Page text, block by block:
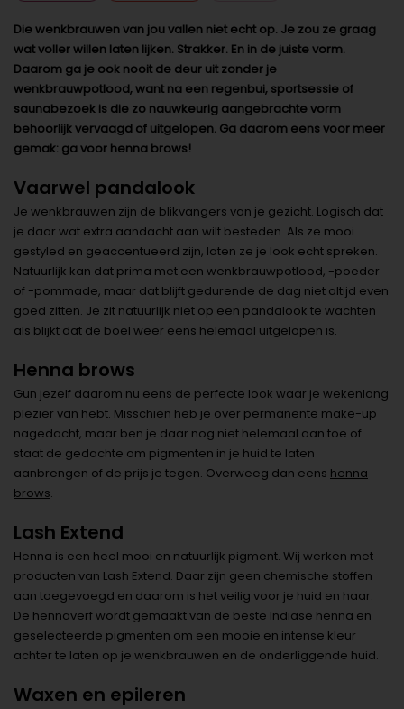
Die wenkbrauwen van jou vallen niet echt op. Je zou ze graag
wat voller willen laten lijken. Strakker. En in de juiste vorm.
Daarom ga je ook nooit de deur uit zonder je
wenkbrauwpotlood, want na een regenbui, sportsessie of
saunabezoek is die zo nauwkeurig aangebrachte vorm
behoorlijk vervaagd of uitgelopen. Ga daarom eens voor meer
gemak: ga voor henna brows!
Vaarwel pandalook
Je wenkbrauwen zijn de blikvangers van je gezicht. Logisch dat
je daar wat extra aandacht aan wilt besteden. Als ze mooi
gestyled en geaccentueerd zijn, laten ze je look echt spreken.
Natuurlijk kan dat prima met een wenkbrauwpotlood, -poeder
of -pommade, maar dat blijft gedurende de dag niet altijd even
goed zitten. Je zit natuurlijk niet op een pandalook te wachten
als blijkt dat de boel weer eens helemaal uitgelopen is.
Henna brows
Gun jezelf daarom nu eens de perfecte look waar je wekenlang
plezier van hebt. Misschien heb je over permanente make-up
nagedacht, maar ben je daar nog niet helemaal aan toe of
staat de gedachte om pigmenten in je huid te laten
aanbrengen of de prijs je tegen. Overweeg dan eens henna
brows.
Lash Extend
Henna is een heel mooi en natuurlijk pigment. Wij werken met
producten van Lash Extend. Daar zijn geen chemische stoffen
aan toegevoegd en daarom is het veilig voor je huid en haar.
De hennaverf wordt gemaakt van de beste Indiase henna en
geselecteerde pigmenten om een mooie en intense kleur
achter te laten op je wenkbrauwen en de onderliggende huid.
Waxen en epileren